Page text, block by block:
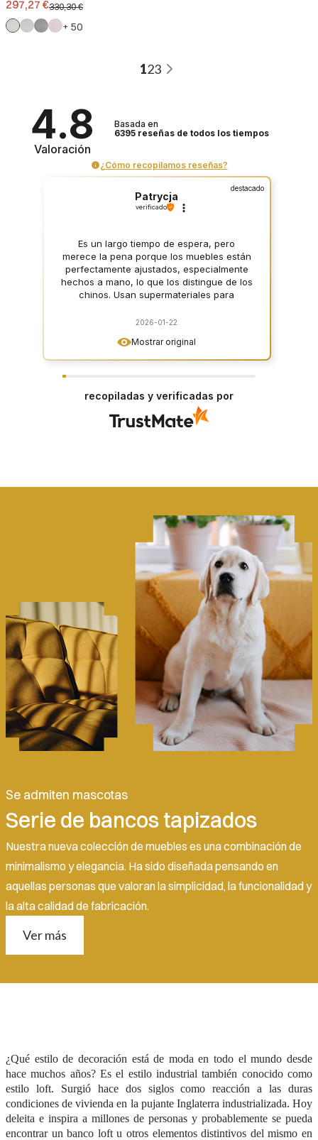
297,27 €330,30 €
+ 50
123
4.8
Valoración
Basada en
6395 reseñas de todos los tiempos
¿Cómo recopilamos reseñas?
Mostrar original
destacado
Patrycja
verificado
Es un largo tiempo de espera, pero
merece la pena porque los muebles están
perfectamente ajustados, especialmente
hechos a mano, lo que los distingue de los
chinos. Usan supermateriales para
2026-01-22
recopiladas y verificadas por
Se admiten mascotas
Serie de bancos tapizados
Nuestra nueva colección de muebles es una combinación de
minimalismo y elegancia. Ha sido diseñada pensando en
aquellas personas que valoran la simplicidad, la funcionalidad y
la alta calidad de fabricación.
Ver más
¿Qué estilo de decoración estáde moda en todo el mundo desde
hace muchos años? Es el estilo industrial también conocido como
estilo loft. Surgió hace dos siglos como reacción a las duras
condiciones de vivienda en la pujante Inglaterra industrializada. Hoy
deleita e inspira a millones de personas y probablemente se pueda
encontrar un banco loft u otros elementos distintivos del mismo en